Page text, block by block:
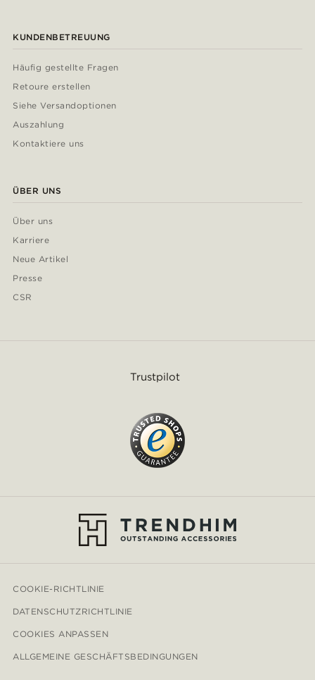
KUNDENBETREUUNG
Häufig gestellte Fragen
Retoure erstellen
Siehe Versandoptionen
Auszahlung
Kontaktiere uns
ÜBER UNS
Über uns
Karriere
Neue Artikel
Presse
CSR
Trustpilot
COOKIE-RICHTLINIE
DATENSCHUTZRICHTLINIE
COOKIES ANPASSEN
ALLGEMEINE GESCHÄFTSBEDINGUNGEN